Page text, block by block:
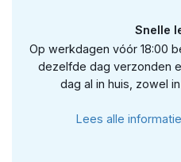
Snelle
Op werkdagen vóór 18:00
dezelfde dag verzonden
dag al in huis, zowel
Lees alle